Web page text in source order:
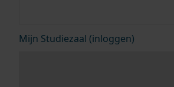
Mijn Studiezaal (inloggen)